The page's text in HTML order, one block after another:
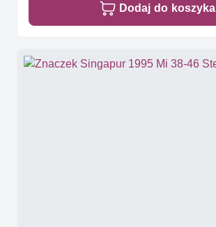
Dodaj do koszyka